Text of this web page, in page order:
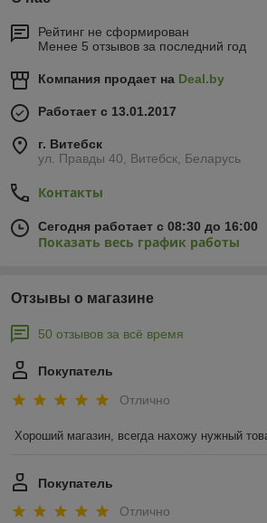
Рейтинг не сформирован
Менее 5 отзывов за последний год
Компания продает на Deal.by
Работает с 13.01.2017
г. Витебск
ул. Правды 40, Витебск, Беларусь
Контакты
Сегодня работает с 08:30 до 16:00
Показать весь график работы
Отзывы о магазине
50 отзывов за всё время
Покупатель
Отлично
Хороший магазин, всегда нахожу нужный
Покупатель
Отлично